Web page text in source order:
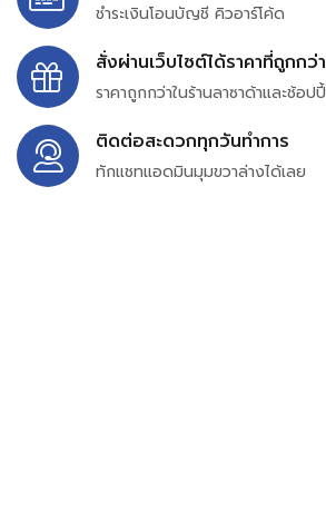
ชำระเงินโอนบัญชี คิวอาร์โค้ด
สั่งผ่านเว็บไซต์ได้ราคาที่ถูกกว่า
ราคาถูกกว่าในร้านลาซาด้าและช้อปปี้
ติดต่อสะดวกทุกวันทำการ
ทักแชทแอดมินมุมขวาล่างได้เลย